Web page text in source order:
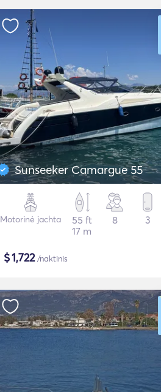
Sunseeker Camargue 55
Motorinė jachta
55 ft
17 m
8 3
$1,722/naktinis